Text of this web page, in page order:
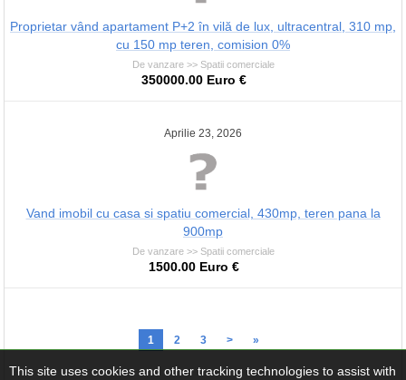
Proprietar vând apartament P+2 în vilă de lux, ultracentral, 310 mp,
cu 150 mp teren, comision 0%
De vanzare >> Spatii comerciale
350000.00 Euro €
Aprilie 23, 2026
Vand imobil cu casa si spatiu comercial, 430mp, teren pana la
900mp
De vanzare >> Spatii comerciale
1500.00 Euro €
1 2 3 > »
This site uses cookies and other tracking technologies to assist with